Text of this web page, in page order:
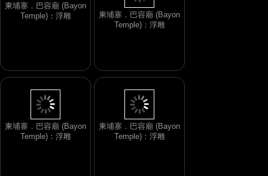
柬埔寨．巴容廟 (Bayon
Temple)：浮雕
柬埔寨．巴容廟 (Bayon
Temple)：浮雕
柬埔寨．巴容廟 (Bayon
Temple)：浮雕
柬埔寨．巴容廟 (Bayon
Temple)：浮雕